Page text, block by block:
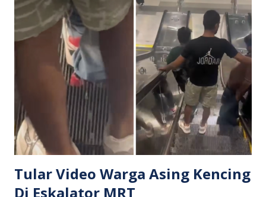
kemarahan ramai netizen yang menyifatkan tindakan lelaki
terbabit sebagai tidak bertanggungjawab, berbahaya dan
boleh mengancam keselamatan mangsa. Rata-rata pengguna
media sosial menggesa pihak berkuasa menyiasat insiden
tersebut serta mengambil tindakan tegas terhadap individu
berkenaan sekiranya berlaku sebarang kesalahan. Setakat
ini, lokasi kejadian dan identiti individu yang terlibat masih
belum dapat dipastikan. Orang ramai dinasihatkan agar
tidak membuat sebarang spekulasi sehingga maklumat
rasmi di...
Tular Video Warga Asing Kencing
Di Eskalator MRT